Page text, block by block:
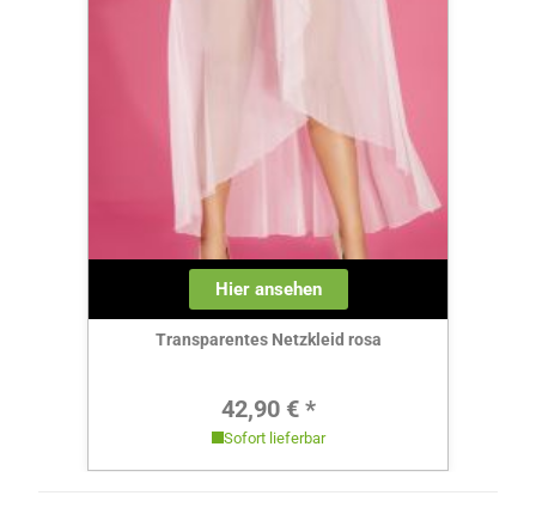
Hier ansehen
Transparentes Netzkleid rosa
Regulärer Preis:
42,90 € *
Sofort lieferbar